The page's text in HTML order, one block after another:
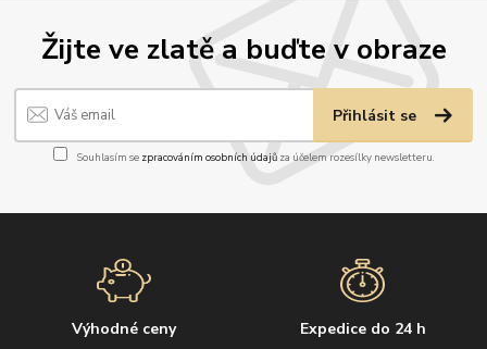
Žijte ve zlatě a buďte v obraze
Přihlásit se
Souhlasím se zpracováním osobních údajůza účelem rozesílky newsletteru.
Výhodné ceny Expedice do 24 h